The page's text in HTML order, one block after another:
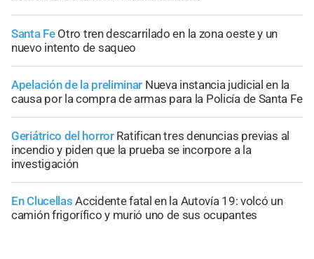
Santa Fe Otro tren descarrilado en la zona oeste y un
nuevo intento de saqueo
Apelación de la preliminar Nueva instancia judicial en la
causa por la compra de armas para la Policía de Santa Fe
Geriátrico del horror Ratifican tres denuncias previas al
incendio y piden que la prueba se incorpore a la
investigación
En Clucellas Accidente fatal en la Autovía 19: volcó un
camión frigorífico y murió uno de sus ocupantes